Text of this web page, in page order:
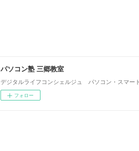
パソコン塾 三郷教室
デジタルライフコンシェルジュ パソコン・スマー
フォロー